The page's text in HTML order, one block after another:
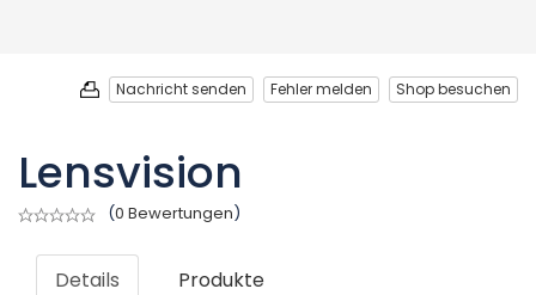
Shop besuchen
Fehler melden
Nachricht senden
Lensvision
(0 Bewertungen)
Details Produkte